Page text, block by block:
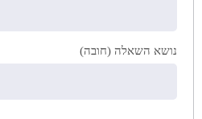
נושא השאלה (חובה)